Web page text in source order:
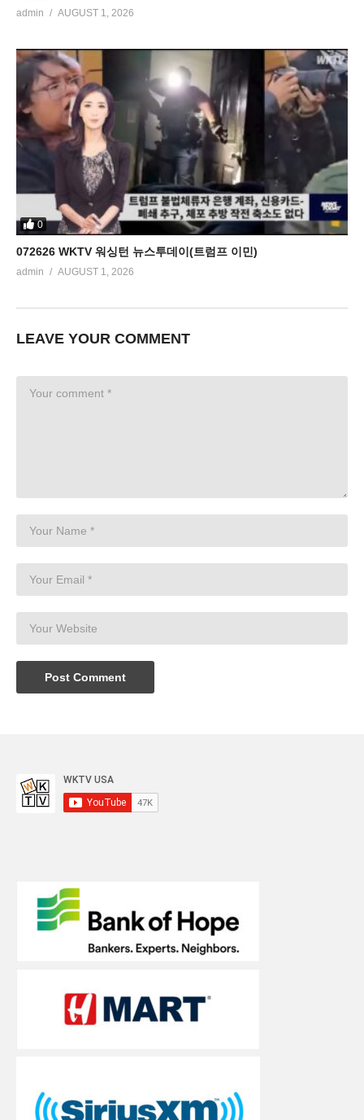
admin AUGUST 1, 2026
0
072626 WKTV 워싱턴 뉴스투데이(트럼프 이민)
admin AUGUST 1, 2026
LEAVE YOUR COMMENT